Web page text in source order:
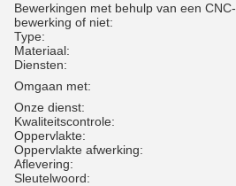
Bewerkingen met behulp van een CNC-
bewerking of niet:
Type:
Materiaal:
Diensten:
Omgaan met:
Onze dienst:
Kwaliteitscontrole:
Oppervlakte:
Oppervlakte afwerking:
Aflevering:
Sleutelwoord: